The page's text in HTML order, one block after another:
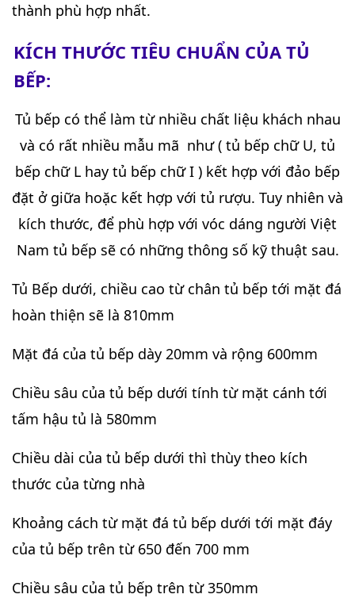
thành phù hợp nhất.
KÍCH THƯỚC TIÊU CHUẨN CỦA TỦ
BẾP:
Tủ bếp có thể làm từ nhiều chất liệu khách nhau
và có rất nhiều mẫu mã như ( tủ bếp chữ U, tủ
bếp chữ L hay tủ bếp chữ I ) kết hợp với đảo bếp
đặt ở giữa hoặc kết hợp với tủ rượu. Tuy nhiên và
kích thước, để phù hợp với vóc dáng người Việt
Nam tủ bếp sẽ có những thông số kỹ thuật sau.
Tủ Bếp dưới, chiều cao từ chân tủ bếp tới mặt đá
hoàn thiện sẽ là 810mm
Mặt đá của tủ bếp dày 20mm và rộng 600mm
Chiều sâu của tủ bếp dưới tính từ mặt cánh tới
tấm hậu tủ là 580mm
Chiều dài của tủ bếp dưới thì thùy theo kích
thước của từng nhà
Khoảng cách từ mặt đá tủ bếp dưới tới mặt đáy
của tủ bếp trên từ 650 đến 700 mm
Chiều sâu của tủ bếp trên từ 350mm